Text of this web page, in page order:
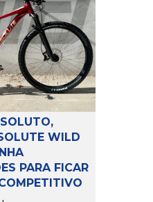
WILD
PARA FICAR